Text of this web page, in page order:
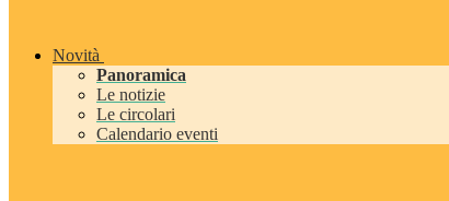
Novità
Panoramica
Le notizie
Le circolari
Calendario eventi